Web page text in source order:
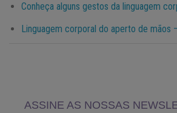
Conheça alguns gestos da linguagem
Linguagem corporal do aperto de mãos